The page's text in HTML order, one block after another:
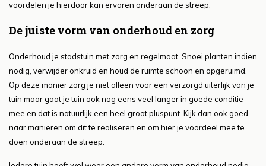
voordelen je hierdoor kan ervaren onderaan de streep.
De juiste vorm van onderhoud en zorg
Onderhoud je stadstuin met zorg en regelmaat. Snoei planten indien
nodig, verwijder onkruid en houd de ruimte schoon en opgeruimd.
Op deze manier zorg je niet alleen voor een verzorgd uiterlijk van je
tuin maar gaat je tuin ook nog eens veel langer in goede conditie
mee en dat is natuurlijk een heel groot pluspunt. Kijk dan ook goed
naar manieren om dit te realiseren en om hier je voordeel mee te
doen onderaan de streep.